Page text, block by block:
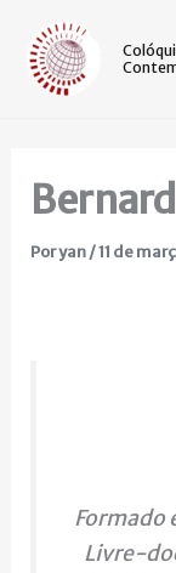
para
Poryan/11 de
Formado
Livre-